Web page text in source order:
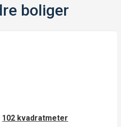
boliger
102 kvadratmeter